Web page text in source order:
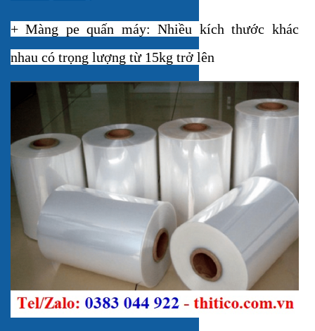
+ Màng pe quấn máy: Nhiều kích thước khác
nhau có trọng lượng từ 15kg trở lên